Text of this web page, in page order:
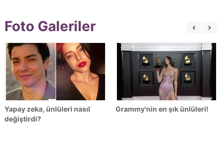
Foto Galeriler
Yapay zeka, ünlüleri nasıl
değiştirdi?
Grammy'nin en şık ünlüleri!